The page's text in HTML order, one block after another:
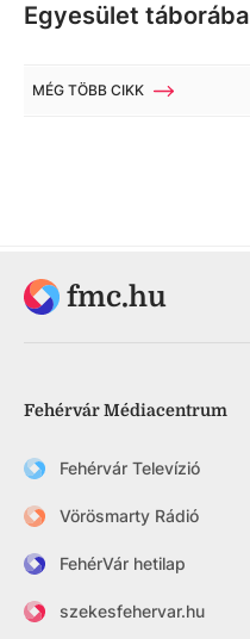
Egyesület táborába
MÉG TÖBB CIKK
fmc.hu
Fehérvár Médiacentrum
Fehérvár Televízió
Vörösmarty Rádió
FehérVár hetilap
szekesfehervar.hu